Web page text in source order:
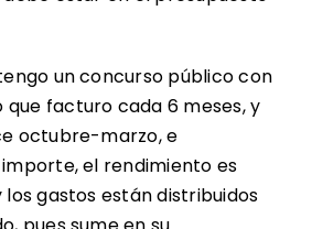
un concurso público con
facturo cada 6 meses, y
octubre-marzo, e
el rendimiento es
gastos están distribuidos